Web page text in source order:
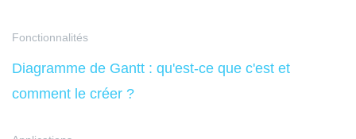
Fonctionnalités
Diagramme de Gantt : qu'est-ce que c'est et
comment le créer ?